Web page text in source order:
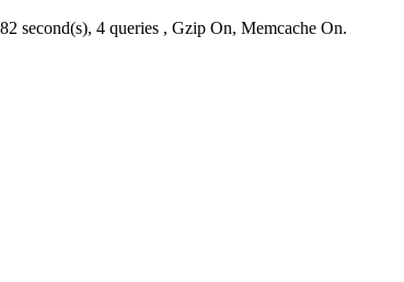
second(s), 4 queries , Gzip On, Memcache On.